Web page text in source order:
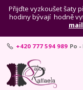
Přijďte vyzkoušet šaty
hodiny bývají hodně
+420 777 594 989 Po -